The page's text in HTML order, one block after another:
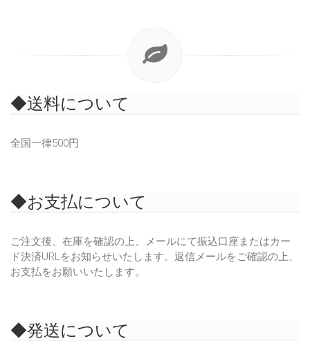
◆送料について
全国一律500円
◆お支払について
ご注文後、在庫を確認の上、メールにて振込口座またはカー
ド決済URLをお知らせいたします。返信メールをご確認の上、
お支払をお願いいたします。
◆発送について